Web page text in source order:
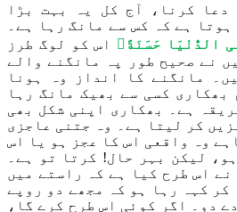
دعا کرنا، آج کل یہ بہت بڑا
ہے کہ کس سے مانگ رہا ہے۔
الدُّنْیَا حَسَنَةً﴾
اس کو لوگ طرز
نے صحیح طور پہ مانگنے والے
مانگنے کا انداز وہ ہونا
بھکاری کسی سے بھیک مانگ رہا
ہے۔ بھکاری اپنی شکل بھی
کر لیتا ہے۔ وہ جتنی عاجزی
وہ واقعی اس کا عجز ہو یا اس
لیکن بہر حال! کرتا تو ہے۔
اس طرح کیا ہے کہ راستے میں
کر کہہ رہا ہو کہ مجھے دو روپے
دو۔ اگر کوئی اس طرح کرے گا،